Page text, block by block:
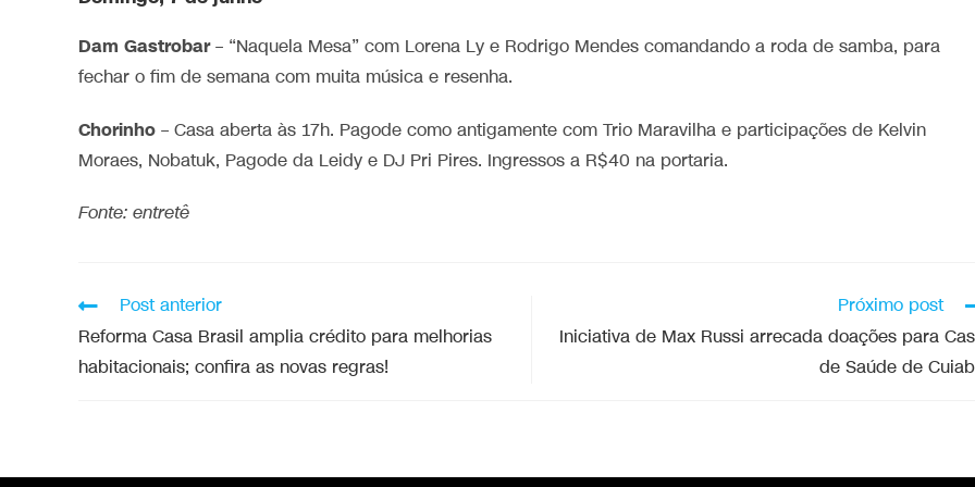
Dam Gastrobar– “Naquela Mesa” com Lorena Ly e Rodrigo Mendes comandando a roda de samba, para
fechar o fim de semana com muita música e resenha.
Chorinho – Casa aberta às 17h. Pagode como antigamente com Trio Maravilha e participações de Kelvin
Moraes, Nobatuk, Pagode da Leidy e DJ Pri Pires. Ingressos a R$40 na portaria.
Fonte: entretê
Post anterior
Reforma Casa Brasil amplia crédito para melhorias
habitacionais; confira as novas regras!
Próximo post
Iniciativa de Max Russi arrecada doações para
de Saúde de